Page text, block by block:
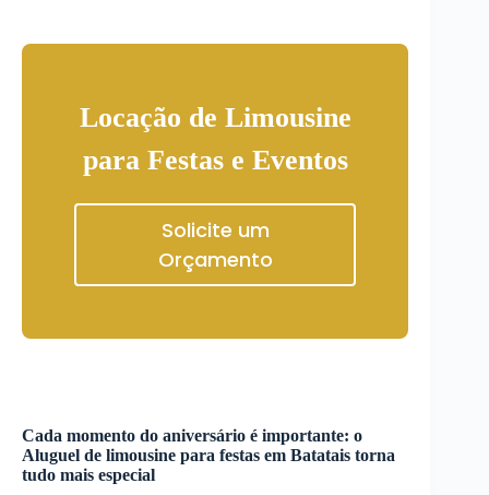
Locação de Limousine
para Festas e Eventos
Solicite um
Orçamento
Cada momento do aniversário é importante: o
Aluguel de limousine para festas em Batatais torna
tudo mais especial